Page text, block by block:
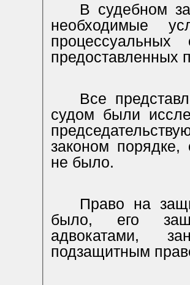
В судебном
необходимые
процессуальных
предоставленных
Все
судом были
законом порядке,
не было.
Право на
было, его
адвокатами,
подзащитным